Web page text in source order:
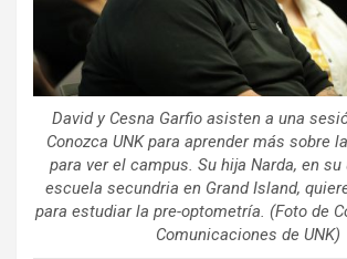
David y Cesna Garfio asisten a una
Conozca UNK para aprender más sobre
para ver el campus. Su hija Narda, en
escuela secundria en Grand Island,
para estudiar la pre-optometría. (Foto de
Comunicaciones de UNK)